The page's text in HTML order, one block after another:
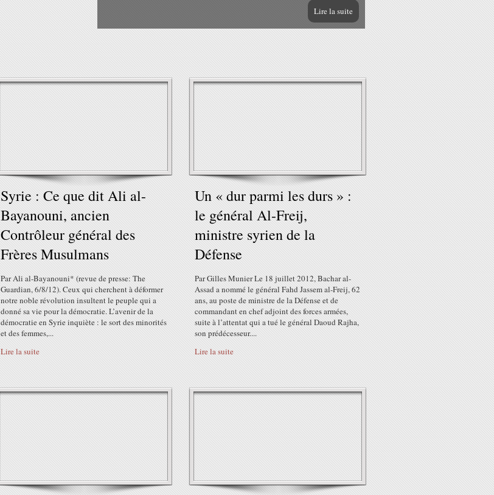
Lire la suite
Syrie : Ce que dit Ali al-
Bayanouni, ancien
Contrôleur général des
Frères Musulmans
Par Ali al-Bayanouni* (revue de presse: The
Guardian, 6/8/12). Ceux qui cherchent à déformer
notre noble révolution insultent le peuple qui a
donné sa vie pour la démocratie. L’avenir de la
démocratie en Syrie inquiète : le sort des minorités
et des femmes,...
Lire la suite
Un « dur parmi les durs » :
le général Al-Freij,
ministre syrien de la
Défense
Par Gilles Munier Le 18 juillet 2012, Bachar al-
Assad a nommé le général Fahd Jassem al-Freij, 62
ans, au poste de ministre de la Défense et de
commandant en chef adjoint des forces armées,
suite à l’attentat qui a tué le général Daoud Rajha,
son prédécesseur....
Lire la suite